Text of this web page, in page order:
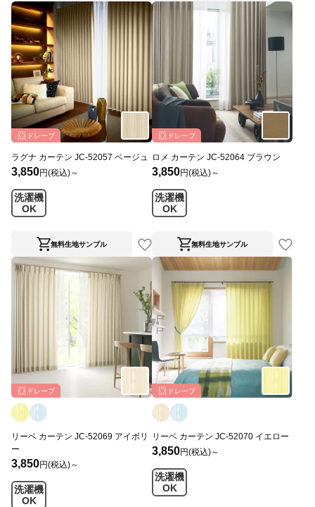
ドレープ
ラグナ カーテン JC-52057 ベージュ
3,850円(税込)～
洗濯機
OK
無料生地サンプル
ドレープ
ロメ カーテン JC-52064 ブラウン
3,850円(税込)～
洗濯機
OK
無料生地サンプル
ドレープ
リーベ カーテン JC-52069 アイボリ
ー
3,850円(税込)～
洗濯機
OK
ドレープ
リーベ カーテン JC-52070 イエロー
3,850円(税込)～
洗濯機
OK